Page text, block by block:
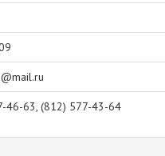
46-63, (812) 577-43-64